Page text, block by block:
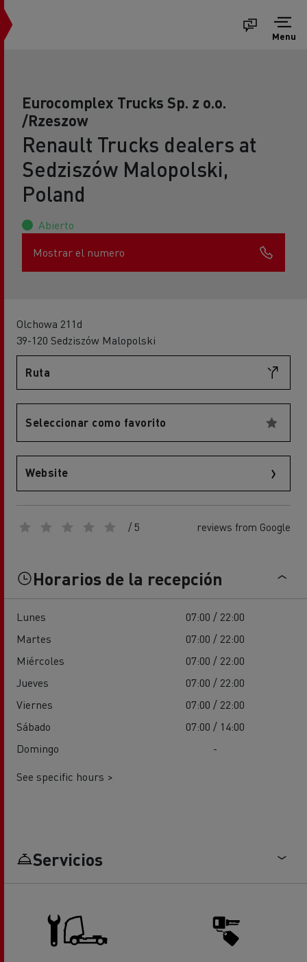
Menu
Eurocomplex Trucks Sp. z o.o.
/Rzeszow
Renault Trucks dealers at
Sedziszów Malopolski,
Poland
Abierto
Mostrar el numero
Olchowa 211d
39-120 Sedziszów Malopolski
Ruta
Seleccionar como favorito
Website
/ 5 reviews from Google
Horarios de la recepción
Lunes
07:00 / 22:00
Martes
07:00 / 22:00
Miércoles
07:00 / 22:00
Jueves
07:00 / 22:00
Viernes
07:00 / 22:00
Sábado
07:00 / 14:00
Domingo
-
See specific hours >
Servicios